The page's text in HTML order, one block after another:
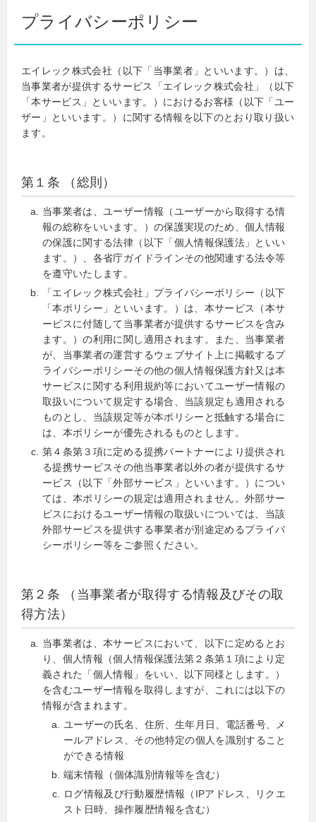
プライバシーポリシー
エイレック株式会社（以下「当事業者」といいます。）は、
当事業者が提供するサービス「エイレック株式会社」（以下
「本サービス」といいます。）におけるお客様（以下「ユー
ザー」といいます。）に関する情報を以下のとおり取り扱い
ます。
第１条 （総則）
当事業者は、ユーザー情報（ユーザーから取得する情
報の総称をいいます。）の保護実現のため、個人情報
の保護に関する法律（以下「個人情報保護法」といい
ます。）、各省庁ガイドラインその他関連する法令等
を遵守いたします。
「エイレック株式会社」プライバシーポリシー（以下
「本ポリシー」といいます。）は、本サービス（本サ
ービスに付随して当事業者が提供するサービスを含み
ます。）の利用に関し適用されます。また、当事業者
が、当事業者の運営するウェブサイト上に掲載するプ
ライバシーポリシーその他の個人情報保護方針又は本
サービスに関する利用規約等においてユーザー情報の
取扱いについて規定する場合、当該規定も適用される
ものとし、当該規定等が本ポリシーと抵触する場合に
は、本ポリシーが優先されるものとします。
第４条第３項に定める提携パートナーにより提供され
る提携サービスその他当事業者以外の者が提供するサ
ービス（以下「外部サービス」といいます。）につい
ては、本ポリシーの規定は適用されません。外部サー
ビスにおけるユーザー情報の取扱いについては、当該
外部サービスを提供する事業者が別途定めるプライバ
シーポリシー等をご参照ください。
第２条 （当事業者が取得する情報及びその取
得方法）
当事業者は、本サービスにおいて、以下に定めるとお
り、個人情報（個人情報保護法第２条第１項により定
義された「個人情報」をいい、以下同様とします。）
を含むユーザー情報を取得しますが、これには以下の
情報が含まれます。
ユーザーの氏名、住所、生年月日、電話番号、メ
ールアドレス、その他特定の個人を識別すること
ができる情報
端末情報（個体識別情報等を含む）
ログ情報及び行動履歴情報（IPアドレス、リクエ
スト日時、操作履歴情報を含む）